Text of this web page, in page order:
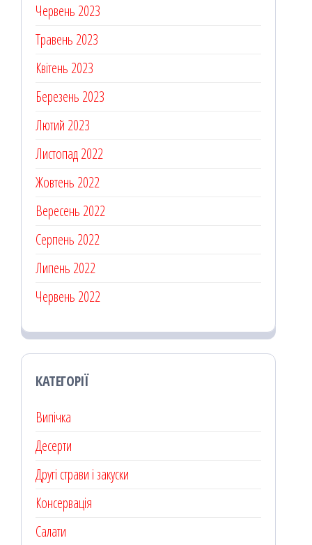
Червень 2023
Травень 2023
Квітень 2023
Березень 2023
Лютий 2023
Листопад 2022
Жовтень 2022
Вересень 2022
Серпень 2022
Липень 2022
Червень 2022
КАТЕГОРІЇ
Випічка
Десерти
Другі страви і закуски
Консервація
Салати